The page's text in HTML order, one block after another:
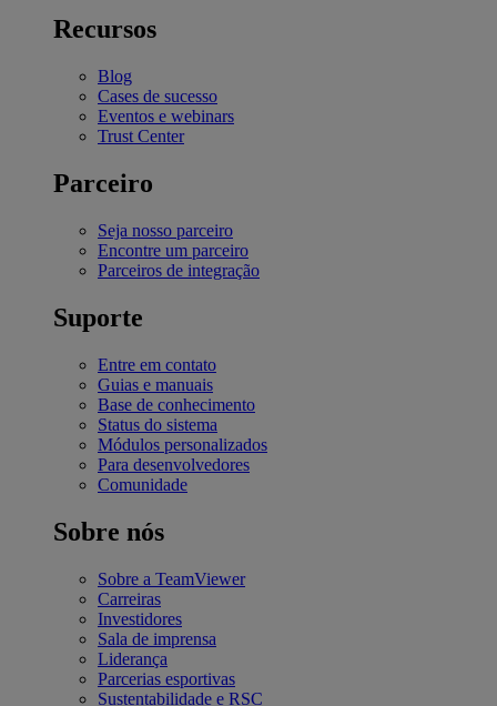
Recursos
Blog
Cases de sucesso
Eventos e webinars
Trust Center
Parceiro
Seja nosso parceiro
Encontre um parceiro
Parceiros de integração
Suporte
Entre em contato
Guias e manuais
Base de conhecimento
Status do sistema
Módulos personalizados
Para desenvolvedores
Comunidade
Sobre nós
Sobre a TeamViewer
Carreiras
Investidores
Sala de imprensa
Liderança
Parcerias esportivas
Sustentabilidade e RSC